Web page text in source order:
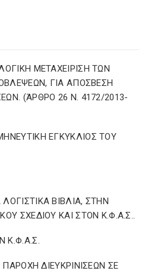
ΜΕΤΑΧΕΙΡΙΣΗ ΤΩΝ
ΓΙΑ ΑΠΟΣΒΕΣΗ
(ΆΡΘΡΟ 26 Ν. 4172/2013-
ΕΓΚΥΚΛΙΟΣ ΤΟΥ
ΒΙΒΛΙΑ, ΣΤΗΝ
ΣΧΕΔΙΟΥ ΚΑΙ ΣΤΟΝ Κ.Φ.Α.Σ..
Κ.Φ.Α.Σ.
ΔΙΕΥΚΡΙΝΙΣΕΩΝ ΣΕ